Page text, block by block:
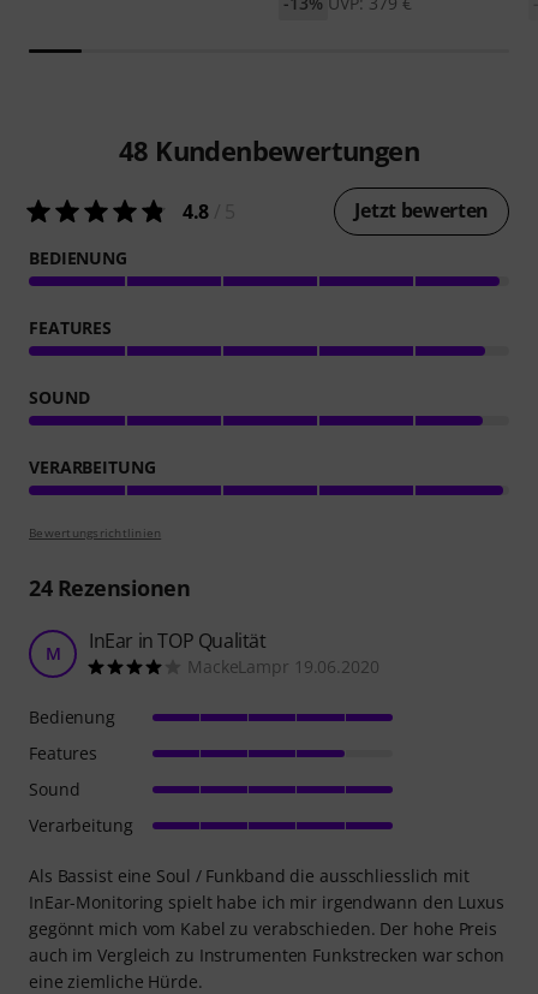
48 Kundenbewertungen
4.8 Jetzt bewerten
BEDIENUNG
FEATURES
SOUND
VERARBEITUNG
Bewertungsrichtlinien
24Rezensionen
M InEar in TOP Qualität
MackeLampr 19.06.2020
Als Bassist eine Soul / Funkband die ausschliesslich mit
InEar-Monitoring spielt habe ich mir irgendwann den Luxus
gegönnt mich vom Kabel zu verabschieden. Der hohe Preis
auch im Vergleich zu Instrumenten Funkstrecken war schon
eine ziemliche Hürde.
Bedienung
Features
Sound
Verarbeitung